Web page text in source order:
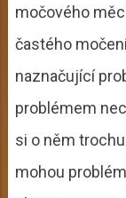
močového
častého
naznačující
problémem
si o něm
mohou